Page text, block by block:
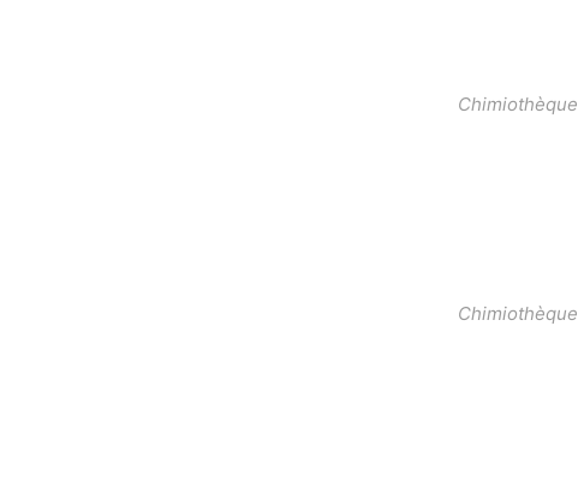
Chimiothèque
Chimiothèque